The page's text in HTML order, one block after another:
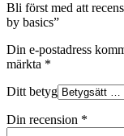
Bli först med att
by basics”
Din e-postadress
märkta *
Ditt betyg
Din recension *